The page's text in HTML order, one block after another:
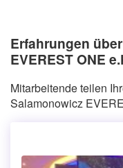
Erfahrungen
EVEREST ONE
Mitarbeitende teilen
Salamonowicz